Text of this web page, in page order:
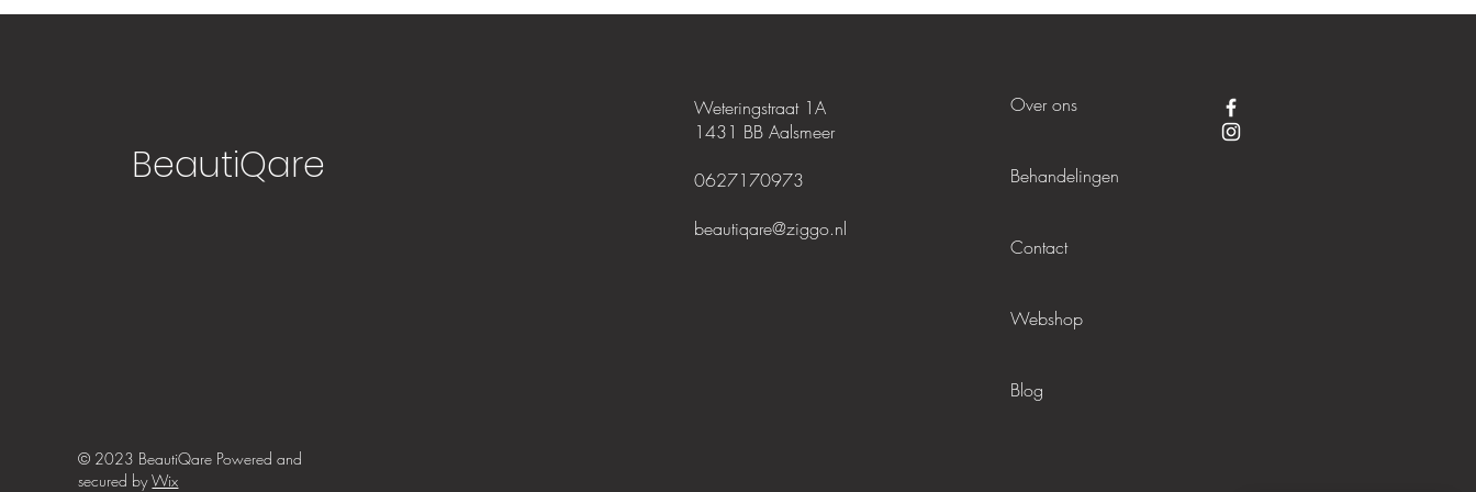
€ 9 € 65
BeautiQare
© 2023 BeautiQare Powered and
secured byWix
Weteringstraat 1A
1431 BB Aalsmeer
0627170973
beautiqare@ziggo.nl
Over ons
Behandelingen
Contact
Webshop
Blog